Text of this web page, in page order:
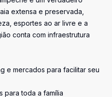
extensa e preservada,
esportes ao ar livre e a
conta com infraestrutura
e mercados para facilitar seu
para toda a família